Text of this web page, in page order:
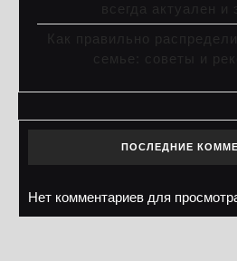
всегда актуален и
Как правильно
семье: советы и
ПОСЛЕДНИЕ
Нет комментариев для